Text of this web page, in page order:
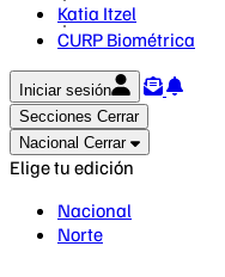
Katia Itzel
CURP Biométrica
Iniciar sesión
Secciones Cerrar
Nacional Cerrar
Elige tu edición
Nacional
Norte